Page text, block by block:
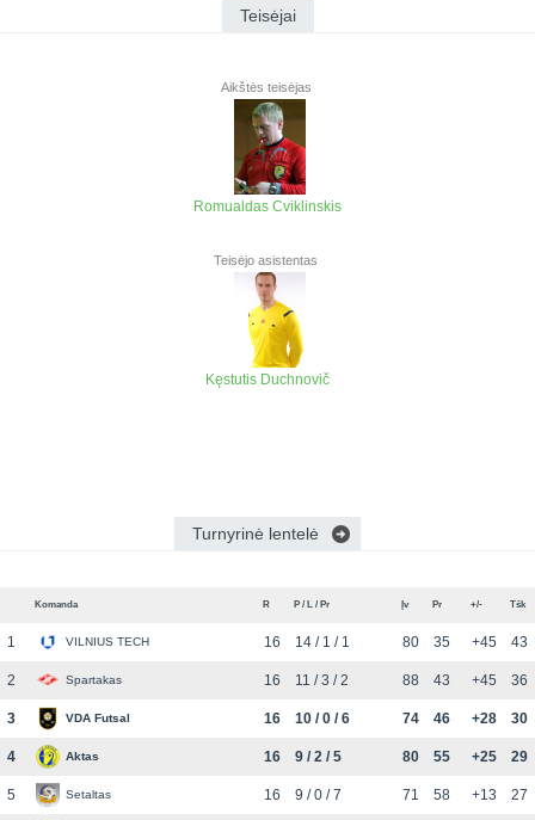
Teisėjai
Aikštės teisėjas
Romualdas Cviklinskis
Teisėjo asistentas
Kęstutis Duchnovič
Turnyrinė lentelė
Komanda R P / L / Pr Įv Pr +/- Tšk
1 VILNIUS TECH 16 14 / 1 / 1 80 35 +45 43
2 Spartakas 16 11 / 3 / 2 88 43 +45 36
3 VDA Futsal 16 10 / 0 / 6 74 46 +28 30
4 Aktas 16 9 / 2 / 5 80 55 +25 29
5 Setaltas 16 9 / 0 / 7 71 58 +13 27